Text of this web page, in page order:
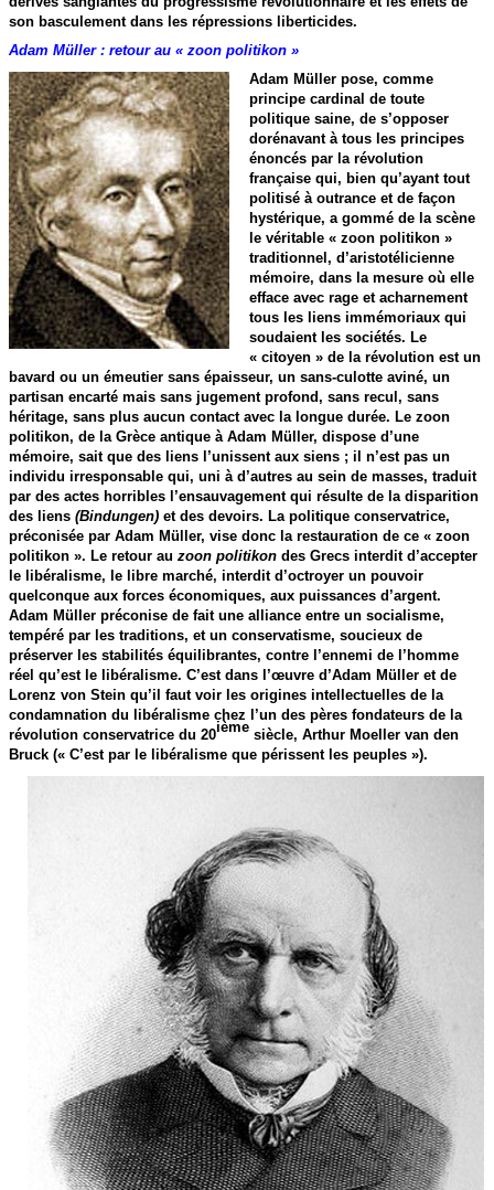
son basculement dans les répressions liberticides.
Adam Müller : retour au « zoon politikon »
Adam Müller pose, comme
principe cardinal de toute
politique saine, de s’opposer
dorénavant à tous les principes
énoncés par la révolution
française qui, bien qu’ayant tout
politisé à outrance et de façon
hystérique, a gommé de la scène
le véritable « zoon politikon »
traditionnel, d’aristotélicienne
mémoire, dans la mesure où elle
efface avec rage et acharnement
tous les liens immémoriaux qui
soudaient les sociétés. Le
« citoyen » de la révolution est un
bavard ou un émeutier sans épaisseur, un sans-culotte aviné, un
partisan encarté mais sans jugement profond, sans recul, sans
héritage, sans plus aucun contact avec la longue durée. Le zoon
politikon, de la Grèce antique à Adam Müller, dispose d’une
mémoire, sait que des liens l’unissent aux siens ; il n’est pas un
individu irresponsable qui, uni à d’autres au sein de masses, traduit
par des actes horribles l’ensauvagement qui résulte de la disparition
des liens(Bindungen) et des devoirs. La politique conservatrice,
préconisée par Adam Müller, vise donc la restauration de ce « zoon
politikon ». Le retour auzoon politikon des Grecs interdit d’accepter
le libéralisme, le libre marché, interdit d’octroyer un pouvoir
quelconque aux forces économiques, aux puissances d’argent.
Adam Müller préconise de fait une alliance entre un socialisme,
tempéré par les traditions, et un conservatisme, soucieux de
préserver les stabilités équilibrantes, contre l’ennemi de l’homme
réel qu’est le libéralisme. C’est dans l’œuvre d’Adam Müller et de
Lorenz von Stein qu’il faut voir les origines intellectuelles de la
condamnation du libéralisme chez l’un des pères fondateurs de la
révolution conservatrice du 20ième siècle, Arthur Moeller van den
Bruck (« C’est par le libéralisme que périssent les peuples »).